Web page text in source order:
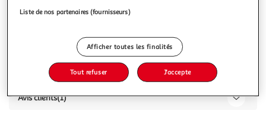
Caractéristiques
Avis clients(1)
Liste de nos partenaires (fournisseurs)
Afficher toutes les finalités
Tout refuser J'accepte